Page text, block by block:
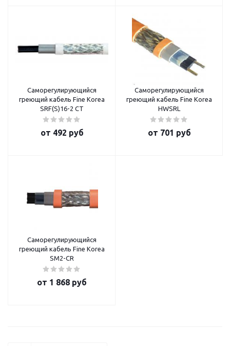
Саморегулирующийся
греющий кабель Fine Korea
SRF(S)16-2 CT
от 492 руб
Саморегулирующийся
греющий кабель Fine Korea
HWSRL
от 701 руб
Саморегулирующийся
греющий кабель Fine Korea
SM2-CR
от 1 868 руб